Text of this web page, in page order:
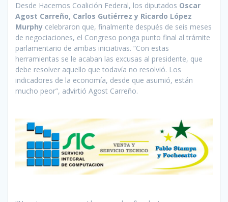
Desde Hacemos Coalición Federal, los diputados Oscar
Agost Carreño, Carlos Gutiérrez y Ricardo López
Murphy celebraron que, finalmente después de seis meses
de negociaciones, el Congreso ponga punto final al trámite
parlamentario de ambas iniciativas. “Con estas
herramientas se le acaban las excusas al presidente, que
debe resolver aquello que todavía no resolvió. Los
indicadores de la economía, desde que asumió, están
mucho peor”, advirtió Agost Carreño.